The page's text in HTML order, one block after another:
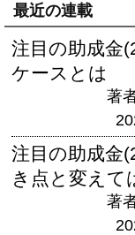
最近の連載
注目の助成金
ケースとは
著
注目の助成金
き点と変えて
著